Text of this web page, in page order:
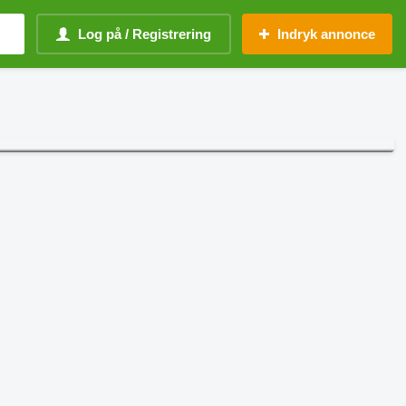
Log på / Registrering Indryk annonce